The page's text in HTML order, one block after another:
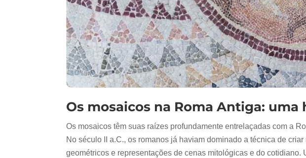
Os mosaicos na Roma Antiga:
Os mosaicos têm suas raízes profundamente entrelaçadas com a
No século II a.C., os romanos já haviam dominado a técnica de
geométricos e representações de cenas mitológicas e do